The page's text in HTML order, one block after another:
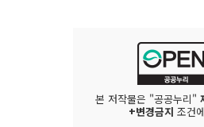
본 저작물은 "공공누리"
+변경금지 조건